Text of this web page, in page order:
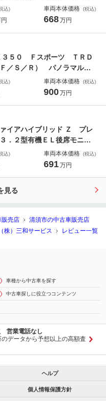
ヨタチームメイトアドバン
カラーヘッドアップディ
．０ＥＴＣ
込) 車両本体価格 (税込)
668万円
３５０ Ｆスポーツ ＴＲＤ
／Ｓ／Ｒ） パノラマルー
レール 寒冷地仕様 デジ
ー オレンジキャリパ― 置
ヘッドライト
込) 車両本体価格 (税込)
900万円
イアハイブリッド Ｚ プレ
．２型有機ＥＬ後席モニタ
ーサルステップ デジタル
ラー トヨタチームメイト
ザーシート １９インチＡ
込) 車両本体価格 (税込)
691万円
見る
販売店
清須市の中古車販売店
株）三和サービス
レビュー一覧
車種から中古車を探す
中古車探しに役立つコンテンツ
営業電話なし
データから予想以上の高額査
ヘルプ
個人情報保護方針